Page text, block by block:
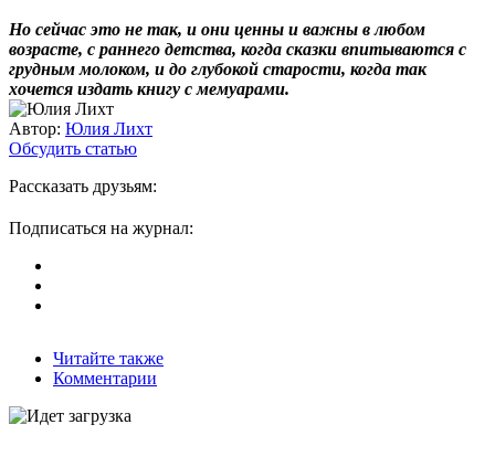
Но сейчас это не так, и они ценны и важны в любом
возрасте, с раннего детства, когда сказки впитываются с
грудным молоком, и до глубокой старости, когда так
хочется издать книгу с мемуарами.
Автор: Юлия Лихт
Обсудить статью
Рассказать друзьям:
Подписаться на журнал:
Читайте также
Комментарии